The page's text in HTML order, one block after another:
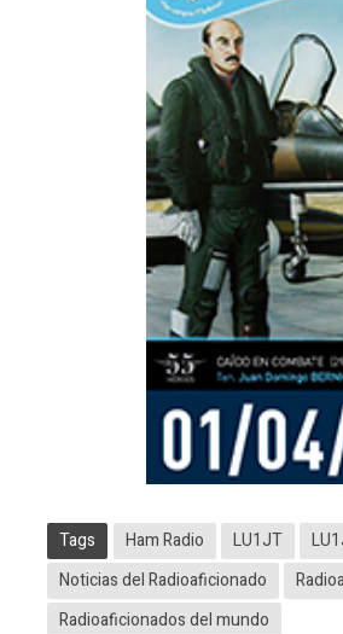
Tags Ham Radio LU1JT
Noticias del Radioaficionado
Radioaficionados del mundo